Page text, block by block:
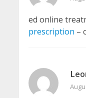
ed online
prescription –